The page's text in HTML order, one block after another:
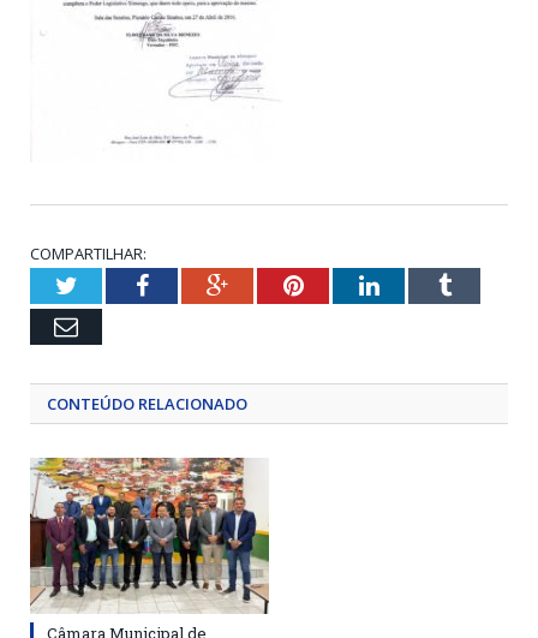
COMPARTILHAR:
TwitterFacebookGoogle+PinterestLinkedInTumblr
Email
CONTEÚDO RELACIONADO
Câmara Municipal de